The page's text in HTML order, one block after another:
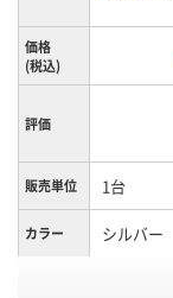
価格
(税込)
評価
販売単位 1台
カラー シルバー